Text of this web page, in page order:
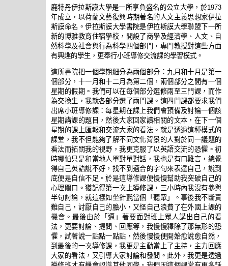
鹿特丹伊拉斯謨大學是一所享負盛名的公立大學，於1973
年成立，以荷蘭文藝復興時期著名的人文主義思想家伊拉
斯謨命名。伊拉斯謨大學書院是伊拉斯謨大學聯盟下一所
新的博雅教育住宿學校，開設了商學及經濟學、人文、自
然科學及社會與行為科學四個部門，專門教授對這些方面
有興趣的學生，更奉行小班導修交流課的學習模式。
這所書院把一個學期細分為兩個部分：九月和十月是第一
個部分，十一月和十二月為第二個，兩個部分之間有一個
星期的假期。我們可以在每個部分選修兩至三門課，而作
為交換生，我就各部分選了兩門課。這四門課都要求我們
出席小班導修課：每星期在課上我們會預備及討論一個該
星期講課的題目，然後大家回家讀相關的文本，在下一個
星期的課上匯報和交流大家的看法。就是透過這種模式的
課堂，我不但能夠了解不同文化背景的人對於同一議題的
看法而拓闊我的視野，我更克服了以英語交流的恐懼。初
時哪怕只是和當地人單對單對話，我也是有口難言，總覺
得自己英語說不好，找不到適合的字句來表達自己，說到
底便是自信不足。於是這導修課便慢慢幫助我突破自己的
心理關口。猶記得第一次上導修課，三小時內我沒有參與
半句討論，就這樣如坐針氈當個「聽眾」。事後我不斷責
難自己，討厭自己的膽小，又怪自己浪費了在外國上課的
機會。最後由於「逼」著要面對班上眾人講出自己的看
法，更要討論、提問、回應等，我慢慢釋除了那無形的恐
懼，試著說一點點一點點，然後慢慢便開始愈說愈自然，
到最後的一次導修課，我更是主動當上了主持，主力回應
大家的看法，又引導大家討論和發問。此外，我更是透過